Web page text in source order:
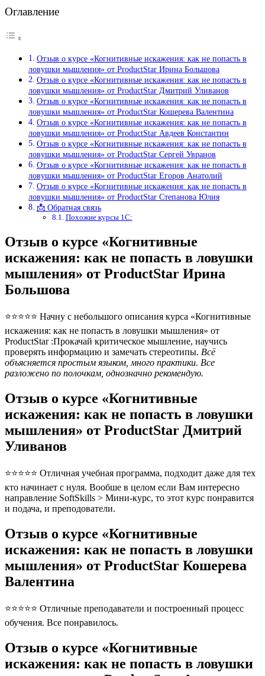
Оглавление
Отзыв о курсе «Когнитивные искажения: как не попасть в
ловушки мышления» от ProductStar Ирина Большова
Отзыв о курсе «Когнитивные искажения: как не попасть в
ловушки мышления» от ProductStar Дмитрий Уливанов
Отзыв о курсе «Когнитивные искажения: как не попасть в
ловушки мышления» от ProductStar Кошерева Валентина
Отзыв о курсе «Когнитивные искажения: как не попасть в
ловушки мышления» от ProductStar Авдеев Константин
Отзыв о курсе «Когнитивные искажения: как не попасть в
ловушки мышления» от ProductStar Сергей Увранов
Отзыв о курсе «Когнитивные искажения: как не попасть в
ловушки мышления» от ProductStar Егоров Анатолий
Отзыв о курсе «Когнитивные искажения: как не попасть в
ловушки мышления» от ProductStar Степанова Юлия
📩 Обратная связь
Похожие курсы 1С:
Отзыв о курсе «Когнитивные
искажения: как не попасть в ловушки
мышления» от ProductStar Ирина
Большова
⭐⭐⭐⭐⭐ Начну с небольшого описания курса «Когнитивные
искажения: как не попасть в ловушки мышления» от
ProductStar :Прокачай критическое мышление, научись
проверять информацию и замечать стереотипы. Всё
объясняется простым языком, много практики. Все
разложено по полочкам, однозначно рекомендую.
Отзыв о курсе «Когнитивные
искажения: как не попасть в ловушки
мышления» от ProductStar Дмитрий
Уливанов
⭐⭐⭐⭐⭐ Отличная учебная программа, подходит даже для тех
кто начинает с нуля. Вообше в целом если Вам интересно
направление SoftSkills > Мини-курс, то этот курс понравится
и подача, и преподователи.
Отзыв о курсе «Когнитивные
искажения: как не попасть в ловушки
мышления» от ProductStar Кошерева
Валентина
⭐⭐⭐⭐⭐ Отличные преподаватели и построенный процесс
обучения. Все понравилось.
Отзыв о курсе «Когнитивные
искажения: как не попасть в ловушки